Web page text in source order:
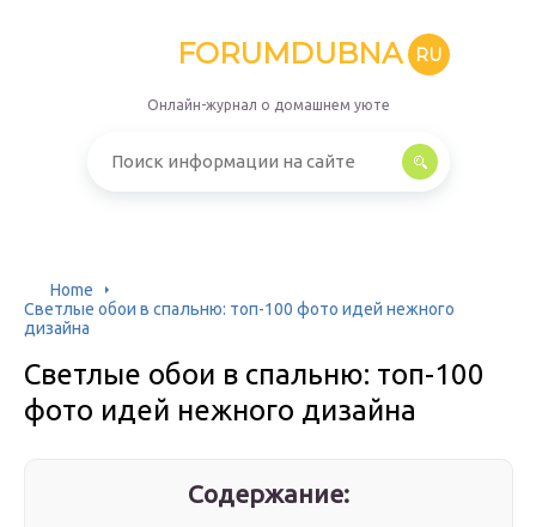
FORUMDUBNA RU
Онлайн-журнал о домашнем уюте
Home
Светлые обои в спальню: топ-100 фото идей нежного
дизайна
Светлые обои в спальню: топ-100
фото идей нежного дизайна
Содержание: